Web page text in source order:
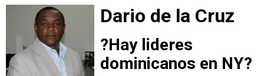
Dario de la Cruz
?Hay lideres
dominicanos en NY?